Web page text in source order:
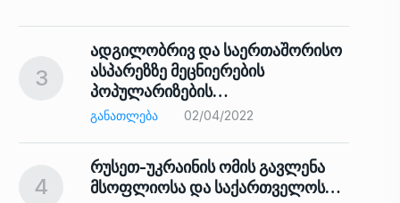
3
ადგილობრივ და საერთაშორისო
ასპარეზზე მეცნიერების
პოპულარიზების…
ᲒᲐᲜᲐᲗᲚᲔᲑᲐ 02/04/2022
4
რუსეთ-უკრაინის ომის გავლენა
მსოფლიოსა და საქართველოს…